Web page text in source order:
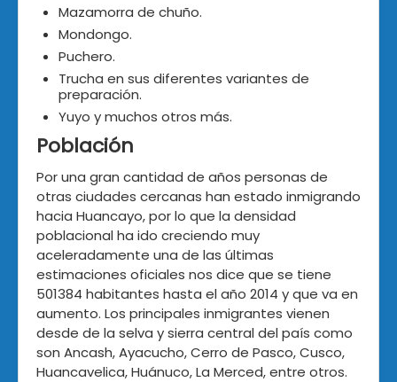
Mazamorra de chuño.
Mondongo.
Puchero.
Trucha en sus diferentes variantes de
preparación.
Yuyo y muchos otros más.
Población
Por una gran cantidad de años personas de
otras ciudades cercanas han estado inmigrando
hacia Huancayo, por lo que la densidad
poblacional ha ido creciendo muy
aceleradamente una de las últimas
estimaciones oficiales nos dice que se tiene
501384 habitantes hasta el año 2014 y que va en
aumento. Los principales inmigrantes vienen
desde de la selva y sierra central del país como
son Ancash, Ayacucho, Cerro de Pasco, Cusco,
Huancavelica, Huánuco, La Merced, entre otros.